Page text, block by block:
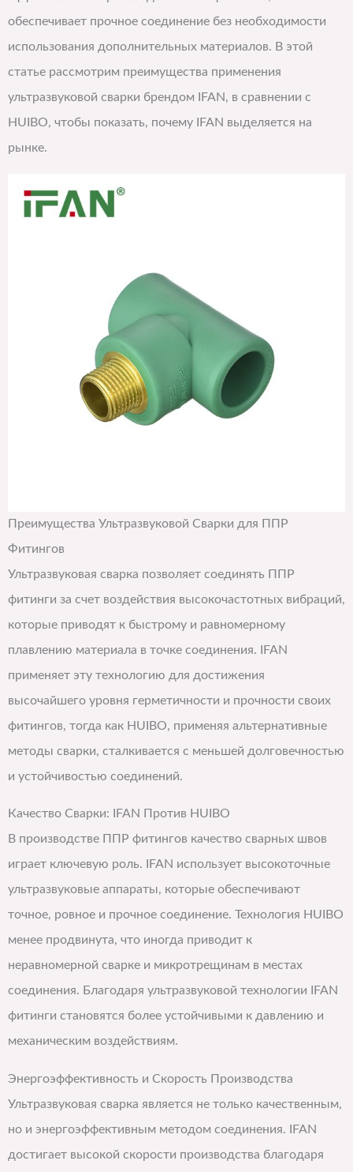
обеспечивает прочное соединение без необходимости
использования дополнительных материалов. В этой
статье рассмотрим преимущества применения
ультразвуковой сварки брендом IFAN, в сравнении с
HUIBO, чтобы показать, почему IFAN выделяется на
рынке.
Преимущества Ультразвуковой Сварки для ППР
Фитингов
Ультразвуковая сварка позволяет соединять ППР
фитинги за счет воздействия высокочастотных вибраций,
которые приводят к быстрому и равномерному
плавлению материала в точке соединения. IFAN
применяет эту технологию для достижения
высочайшего уровня герметичности и прочности своих
фитингов, тогда как HUIBO, применяя альтернативные
методы сварки, сталкивается с меньшей долговечностью
и устойчивостью соединений.
Качество Сварки: IFAN Против HUIBO
В производстве ППР фитингов качество сварных швов
играет ключевую роль. IFAN использует высокоточные
ультразвуковые аппараты, которые обеспечивают
точное, ровное и прочное соединение. Технология HUIBO
менее продвинута, что иногда приводит к
неравномерной сварке и микротрещинам в местах
соединения. Благодаря ультразвуковой технологии IFAN
фитинги становятся более устойчивыми к давлению и
механическим воздействиям.
Энергоэффективность и Скорость Производства
Ультразвуковая сварка является не только качественным,
но и энергоэффективным методом соединения. IFAN
достигает высокой скорости производства благодаря